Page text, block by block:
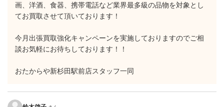
画、洋酒、食器、携帯電話など業界最多級の品物を対象とし
てお買取させて頂いております！
今月出張買取強化キャンペーンを実施しておりますのでご相
談お気軽にお待ちしております！！
おたからや新杉田駅前店スタッフ一同